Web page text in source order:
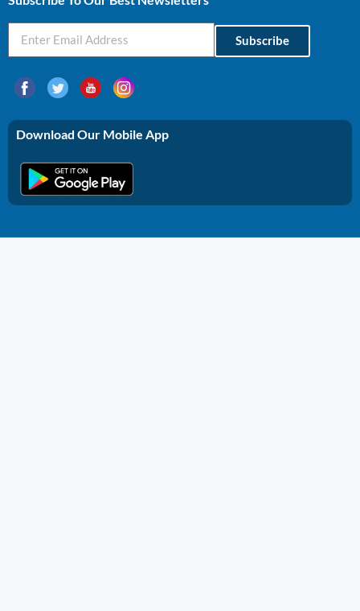
Subscribe
Download Our Mobile App